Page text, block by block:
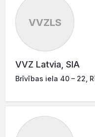
VVZLS
VVZ Latvia, SIA
Brīvības iela 40 – 22,